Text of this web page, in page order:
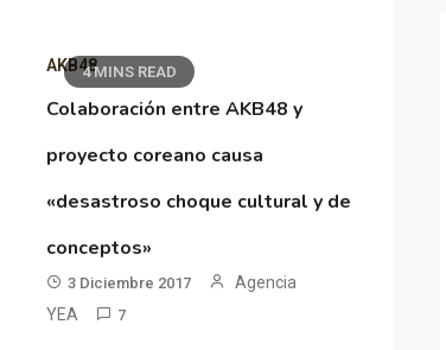
4 MINS READ
AKB48
Colaboración entre AKB48 y
proyecto coreano causa
«desastroso choque cultural y de
conceptos»
3 Diciembre 2017
Agencia
YEA
7